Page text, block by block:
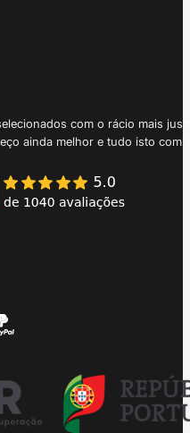
com o rácio mais
ainda melhor e tudo isto